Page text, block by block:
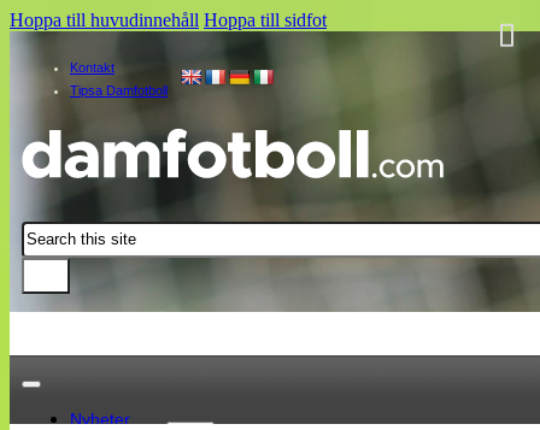
Hoppa till huvudinnehåll Hoppa till sidfot
Kontakt
Tipsa Damfotboll
Sök
Nyheter